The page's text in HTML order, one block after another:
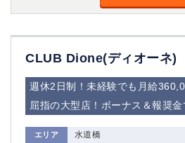
CLUB Dione(ディオーネ)
週休2日制！未経験でも月給
屈指の大型店！ボーナス＆報奨金
エリア 水道橋